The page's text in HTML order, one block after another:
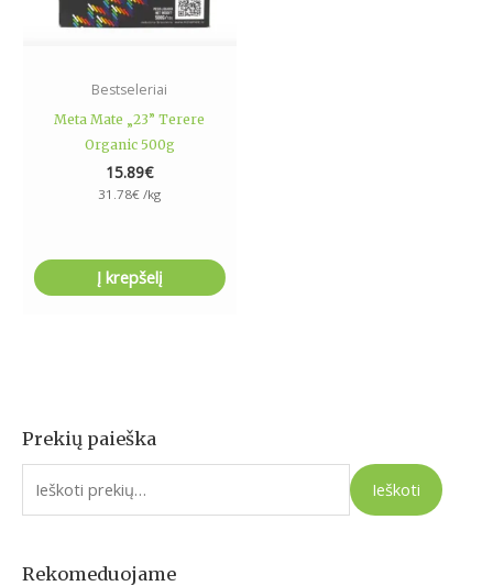
Prekių paieška
I
e
o
Ieškoti
Rekomeduojame
Bestseleriai
Meta Mate „23” Terere
Organic 500g
15.89€
31.78€ /kg
Į krepšelį